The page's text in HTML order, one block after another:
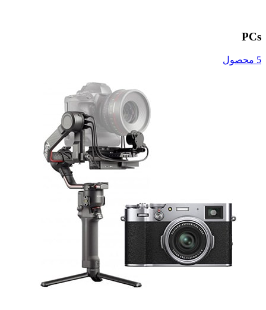
PCs
5 محصول